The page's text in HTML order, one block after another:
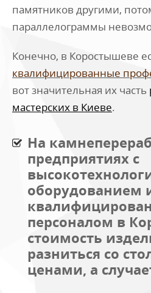
памятников другими,
параллелограммы
Конечно, в Коростышеве
квалифицированные
вот значительная их часть
мастерских в Киеве.
На
предприятиях с
оборудованием
персоналом в
стоимость
разниться со
ценами, а